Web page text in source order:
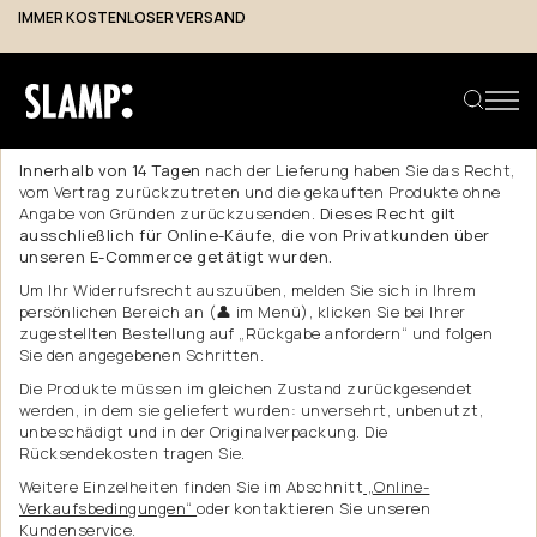
IMMER KOSTENLOSER VERSAND
Produkt suchen
Rückgabeund
Rückerstattung
Innerhalb von 14 Tagen nach der Lieferung haben Sie das Recht,
vom Vertrag zurückzutreten und die gekauften Produkte ohne
Angabe von Gründen zurückzusenden. Dieses Recht gilt
ausschließlich für Online-Käufe, die von Privatkunden über
unseren E-Commerce getätigt wurden.
Um Ihr Widerrufsrecht auszuüben, melden Sie sich in Ihrem
persönlichen Bereich an (👤 im Menü), klicken Sie bei Ihrer
zugestellten Bestellung auf „Rückgabe anfordern“ und folgen
Sie den angegebenen Schritten.
Die Produkte müssen im gleichen Zustand zurückgesendet
werden, in dem sie geliefert wurden: unversehrt, unbenutzt,
unbeschädigt und in der Originalverpackung. Die
Rücksendekosten tragen Sie.
Weitere Einzelheiten finden Sie im Abschnitt „Online-
Verkaufsbedingungen“oder kontaktieren Sie unseren
Kundenservice.